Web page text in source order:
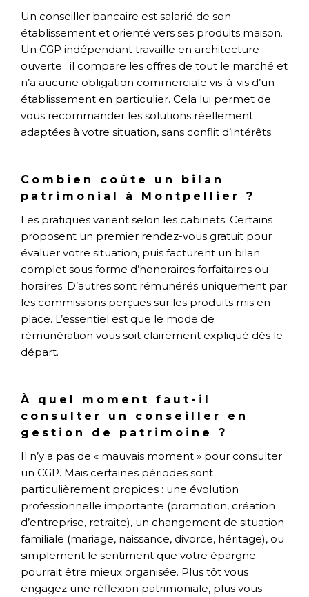
Un conseiller bancaire est salarié de son
établissement et orienté vers ses produits maison.
Un CGP indépendant travaille en architecture
ouverte : il compare les offres de tout le marché et
n’a aucune obligation commerciale vis-à-vis d’un
établissement en particulier. Cela lui permet de
vous recommander les solutions réellement
adaptées à votre situation, sans conflit d’intérêts.
Combien coûte un bilan
patrimonial à Montpellier ?
Les pratiques varient selon les cabinets. Certains
proposent un premier rendez-vous gratuit pour
évaluer votre situation, puis facturent un bilan
complet sous forme d’honoraires forfaitaires ou
horaires. D’autres sont rémunérés uniquement par
les commissions perçues sur les produits mis en
place. L’essentiel est que le mode de
rémunération vous soit clairement expliqué dès le
départ.
À quel moment faut-il
consulter un conseiller en
gestion de patrimoine ?
Il n’y a pas de « mauvais moment » pour consulter
un CGP. Mais certaines périodes sont
particulièrement propices : une évolution
professionnelle importante (promotion, création
d’entreprise, retraite), un changement de situation
familiale (mariage, naissance, divorce, héritage), ou
simplement le sentiment que votre épargne
pourrait être mieux organisée. Plus tôt vous
engagez une réflexion patrimoniale, plus vous